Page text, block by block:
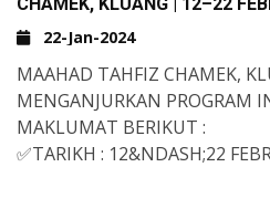
22-Jan-2024
MAAHAD TAHFIZ CHAMEK,
MENGANJURKAN PROGRAM
MAKLUMAT BERIKUT :
✅TARIKH : 12&NDASH;22